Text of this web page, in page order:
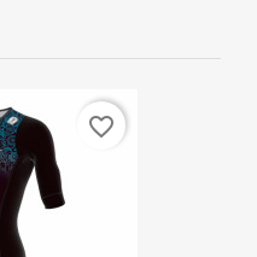
favorite_border